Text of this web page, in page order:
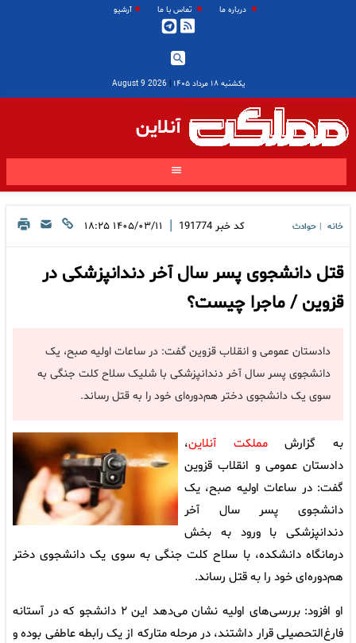
درباره ما تماس با ما آرشیو
یکشنبه ۱۸ مرداد ۱۴۰۵ |
2026 August 9
آنلاین
خانه حوادث کد خبر 191774
| ۱۴۰۵/۰۳/۱۱ ۱۸:۲۵
قتل دانشجوی پسر سال آخر دندانپزشکی در
قزوین / ماجرا چیست؟
دادستان عمومی و انقلاب قزوین گفت: در ساعات اولیه صبح، یک
دانشجوی پسر سال آخر دندانپزشکی با شلیک سلاح کلت جنگی به
سوی یک دانشجوی دختر هم‌دوره‌ای خود را به قتل رساند.
به گزارشمملکت آنلاین،
دادستان عمومی و انقلاب قزوین
گفت: در ساعات اولیه صبح، یک
دانشجوی پسر سال آخر
دندانپزشکی با ورود به بخش
درمانگاه دانشکده، با سلاح کلت جنگی به سوی یک دانشجوی دختر
هم‌دوره‌ای خود را به قتل رساند.
او افزود: بررسی‌های اولیه نشان می‌دهد این ۲ دانشجو که در آستانه
فارغ‌التحصیلی قرار داشتند، در مرحله متارکه از یک رابطه عاطفی بوده و